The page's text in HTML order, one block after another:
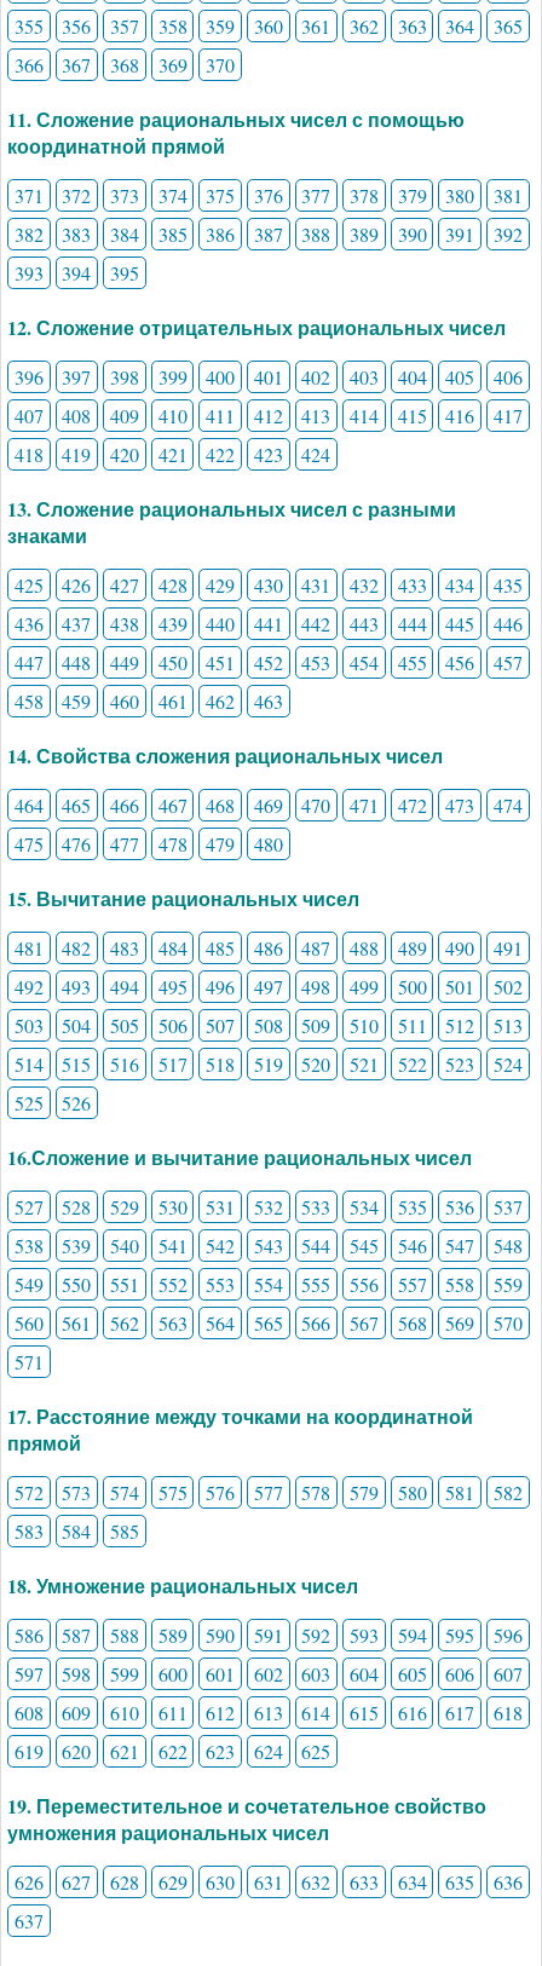
355
356 357 358 359 360 361 362 363 364
365
366
367 368 369 370
11. Сложение рациональных чисел с помощью
координатной прямой
371 372 373 374 375 376 377 378 379 380
381
382
383 384 385 386 387 388 389 390 391
392
393
394 395
12. Сложение отрицательных рациональных чисел
396 397 398 399 400 401 402 403 404 405
406
407
408 409 410 411 412 413 414 415 416
417
418
419 420 421 422 423 424
13. Сложение рациональных чисел с разными
знаками
425 426 427 428 429 430 431 432 433 434
435
436
437 438 439 440 441 442 443 444 445
446
447
448 449 450 451 452 453 454 455 456
457
458
459 460 461 462 463
14. Свойства сложения рациональных чисел
464 465 466 467 468 469 470 471 472 473
474
475
476 477 478 479 480
15. Вычитание рациональных чисел
481 482 483 484 485 486 487 488 489 490
491
492
493 494 495 496 497 498 499 500 501
502
503
504 505 506 507 508 509 510 511 512
513
514
515 516 517 518 519 520 521 522 523
524
525
526
16.Сложение и вычитание рациональных чисел
527 528 529 530 531 532 533 534 535 536
537
538
539 540 541 542 543 544 545 546 547
548
549
550 551 552 553 554 555 556 557 558
559
560
561 562 563 564 565 566 567 568 569
570
571
17. Расстояние между точками на координатной
прямой
572 573 574 575 576 577 578 579 580 581
582
583
584 585
18. Умножение рациональных чисел
586 587 588 589 590 591 592 593 594 595
596
597
598 599 600 601 602 603 604 605 606
607
608
609 610 611 612 613 614 615 616 617
618
619
620 621 622 623 624 625
19. Переместительное и сочетательное свойство
умножения рациональных чисел
626 627 628 629 630 631 632 633 634 635
636
637